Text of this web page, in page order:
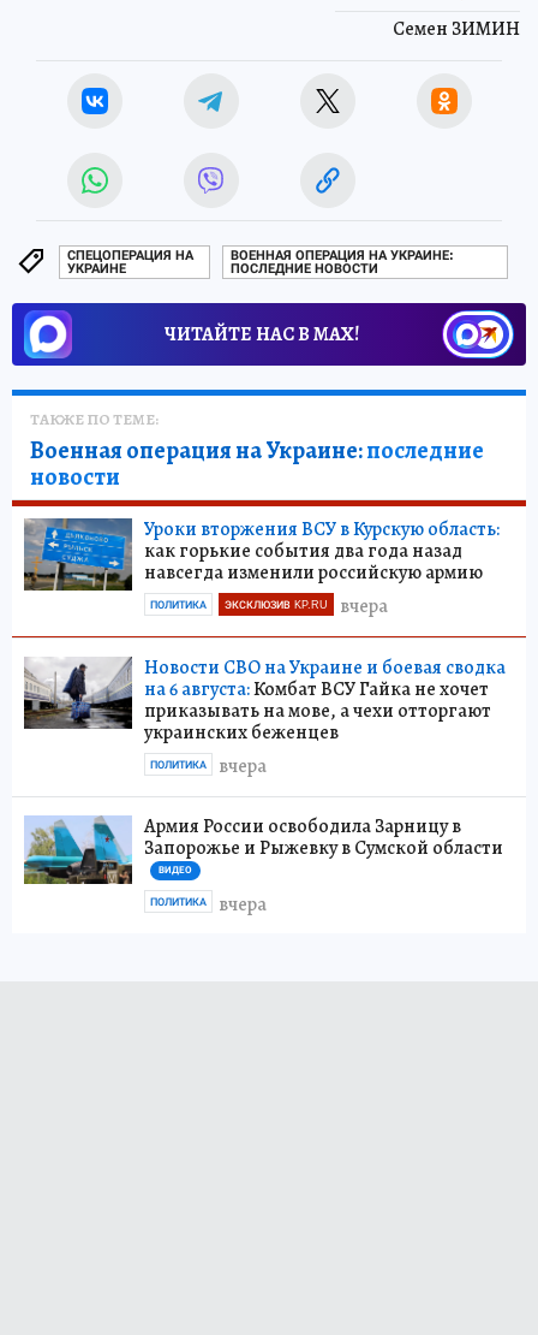
Семен ЗИМИН
СПЕЦОПЕРАЦИЯ НА
УКРАИНЕ
ВОЕННАЯ ОПЕРАЦИЯ НА УКРАИНЕ:
ПОСЛЕДНИЕ НОВОСТИ
ЧИТАЙТЕ НАС В МАХ!
ТАКЖЕ ПО ТЕМЕ:
Военная операция на Украине:последние
новости
Уроки вторжения ВСУ в Курскую область:
как горькие события два года назад
навсегда изменили российскую армию
вчера
ПОЛИТИКА ЭКСКЛЮЗИВ KP.RU
Новости СВО на Украине и боевая сводка
на 6 августа:Комбат ВСУ Гайка не хочет
приказывать на мове, а чехи отторгают
украинских беженцев
вчера
ПОЛИТИКА
Армия России освободила Зарницу в
Запорожье и Рыжевку в Сумской области
ВИДЕО
вчера
ПОЛИТИКА